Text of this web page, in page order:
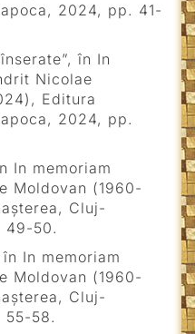
2024, pp. 41-
în In
Nicolae
Editura
2024, pp.
In memoriam
Moldovan (1960-
Cluj-
49-50.
In memoriam
Moldovan (1960-
Cluj-
55-58.